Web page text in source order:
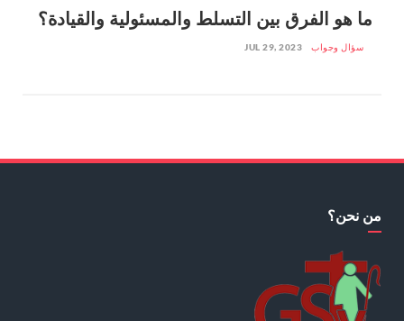
ما هو الفرق بين التسلط والمسئولية والقيادة؟
سؤال وجواب JUL 29, 2023
من نحن؟